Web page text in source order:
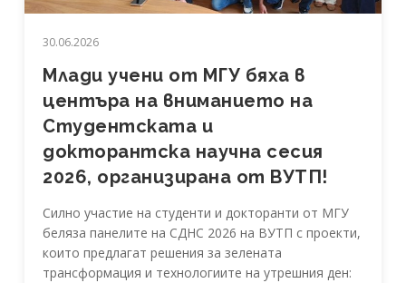
30.06.2026
Млади учени от МГУ бяха в
центъра на вниманието на
Студентската и
докторантска научна сесия
2026, организирана от ВУТП!
Силно участие на студенти и докторанти от МГУ
беляза панелите на СДНС 2026 на ВУТП с проекти,
които предлагат решения за зелената
трансформация и технологиите на утрешния ден: